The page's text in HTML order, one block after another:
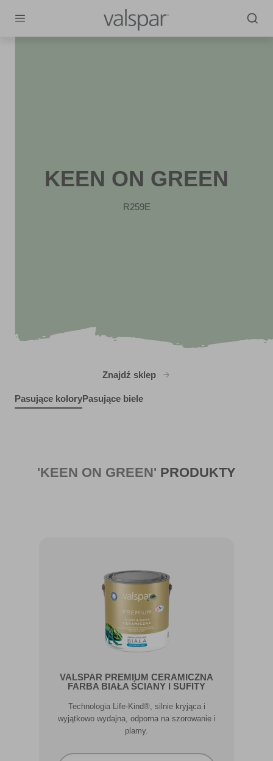
KEEN ON GREEN
R259E
Znajdź sklep
Pasujące koloryPasujące biele
'KEEN ON GREEN' PRODUKTY
VALSPAR PREMIUM CERAMICZNA
FARBA BIAŁA ŚCIANY I SUFITY
Technologia Life-Kind®, silnie kryjąca i
wyjątkowo wydajna, odporna na szorowanie i
plamy.